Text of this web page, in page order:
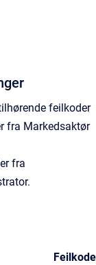
feilkoder
fra Markedsaktør
fra
Feilkode